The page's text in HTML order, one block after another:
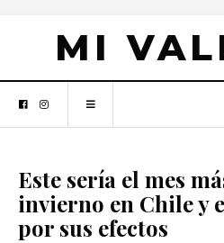
MI
Este sería el mes
invierno en Chile y
por sus efectos